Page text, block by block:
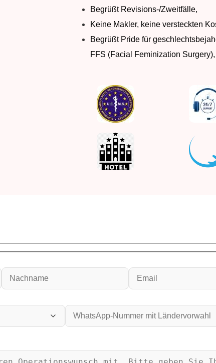
Begrüßt Revisions-/Zweitfälle,
Keine Makler, keine versteckten
Begrüßt Pride für
FFS (Facial Feminization